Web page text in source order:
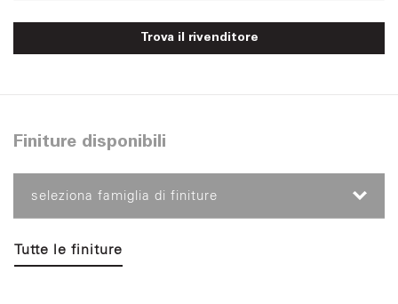
Trova il rivenditore
Finiture disponibili
seleziona famiglia di finiture
Tutte le finiture